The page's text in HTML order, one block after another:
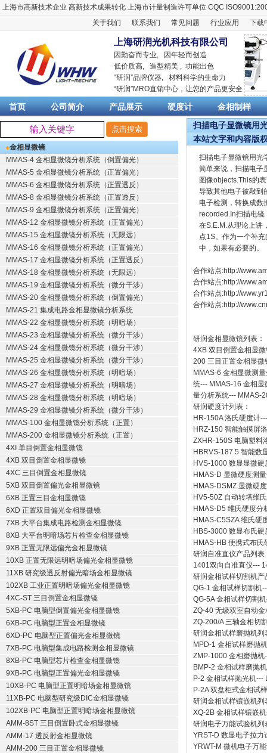
上海市高新技术企业 高新技术成果转化 上海市计量制造许可单位 CQC
关于我们
联系我们 常见问题 行业应用 下载
上海研润光机科技有限公司
因勤奋而专业, 因年轻而创造
低价质高, 造型精美 , 功能出色
“研润”品牌仪器, 材料科学的生命力
“研润”MRO直销中心，让您的产品更安全
首页 公司简介 产品展示 硬度计 金相制样
金相显微镜
MMAS-4 金相显微镜分析系统（倒置偏光）
MMAS-5 金相显微镜分析系统（正置偏光）
MMAS-6 金相显微镜分析系统（正置透反）
MMAS-8 金相显微镜分析系统（正置透反）
MMAS-9 金相显微镜分析系统（正置偏光）
MMAS-12 金相显微镜分析系统（正置偏光）
MMAS-15 金相显微镜分析系统（无限远）
MMAS-16 金相显微镜分析系统（正置偏光）
MMAS-17 金相显微镜分析系统（正置透反）
MMAS-18 金相显微镜分析系统（无限远）
MMAS-19 金相显微镜分析系统（微分干涉）
MMAS-20 金相显微镜分析系统（倒置偏光）
MMAS-21 集成电路金相显微镜分析系统
MMAS-22 金相显微镜分析系统（明暗场）
MMAS-23 金相显微镜分析系统（微分干涉）
MMAS-24 金相显微镜分析系统（微分干涉）
MMAS-25 金相显微镜分析系统（微分干涉）
MMAS-26 金相显微镜分析系统（明暗场）
MMAS-27 金相显微镜分析系统（明暗场）
MMAS-28 金相显微镜分析系统（明暗场）
MMAS-29 金相显微镜分析系统（微分干涉）
MMAS-100 金相显微镜分析系统（正置）
MMAS-200 金相显微镜分析系统（正置）
4XI 单目倒置金相显微镜
4XB 双目倒置金相显微镜
4XC 三目倒置金相显微镜
5XB 双目倒置偏光金相显微镜
6XB 正置三目金相显微镜
6XD 正置双目偏光金相显微镜
7XB 大平台集成电路检测金相显微镜
8XB 大平台明暗场芯片检查金相显微镜
9XB 正置无限远偏光金相显微镜
10XB 正置无限远明暗场偏光金相显微镜
11XB 研究级透反射偏光暗场金相显微镜
102XB 工业正置明暗场偏光金相显微镜
4XC-ST 三目倒置金相显微镜
5XB-PC 电脑型倒置偏光金相显微镜
6XB-PC 电脑型正置金相显微镜
6XD-PC 电脑型正置偏光金相显微镜
7XB-PC 电脑型集成电路检测金相显微镜
8XB-PC 电脑型芯片检查金相显微镜
9XB-PC 电脑型正置偏光金相显微镜
10XB-PC 电脑型正置明暗场金相显微镜
11XB-PC 电脑型研究级DIC金相显微镜
102XB-PC 电脑型正置明暗场金相显微镜
AMM-8ST 三目倒置卧式金相显微镜
AMM-17 透反射金相显微镜
AMM-200 三目正置金相显微镜
扫描电子显微镜用
本站文字和内容版
扫描电子显微镜用光
简单来说，扫描电子
图像objects.This的
导致其他电子被敲到
电子检测，转换成数
recorded.In扫描电镜
在S.E.M.从理论上讲
点1S。作为一个补
中，如果有必要的。
合作站点:http://
合作站点:http://
合作站点:http://
合作站点:http://
研润金相显微镜列表：
4XB 双目倒置金相显
200 三目正置金相显微
MMAS-6 金相显微测
统--- MMAS-16 金相显
量分析系统--- MMAS-
研润硬度计列表：
HR-150A 洛氏硬度计
HRZ-150 智能触摸屏
ZXHR-150S 电脑塑料
HBRVS-187.5 智能数
HVS-1000 数显显微硬
HMAS-D 显微硬度测
HMAS-DSMZ 显微硬
HV5-50Z 自动转塔维
HMAS-D5 维氏硬度分
HMAS-C5SZA 维氏硬
HBS-3000 数显布氏硬
HMAS-HB 便携式布氏
研润自准直仪产品列表
1401双向自准直仪---
研润金相试样切割机产
QG-1 金相试样切割机
QG-5A 金相试样切割机
ZQ-40 无级双室自动金
ZQ-200/A 三轴金相切
研润金相试样磨抛机列
MPD-1 金相试样磨抛机
ZMP-1000 金相磨抛机
BMP-2 金相试样磨抛机
P-2 金相试样抛光机---
P-2A 双盘柜式金相试
研润金相试样镶嵌机列
XQ-2B 金相试样镶嵌机
研润电子万能试验机列
YRST-D 数显电子拉力
YRWT-M 微机电子万